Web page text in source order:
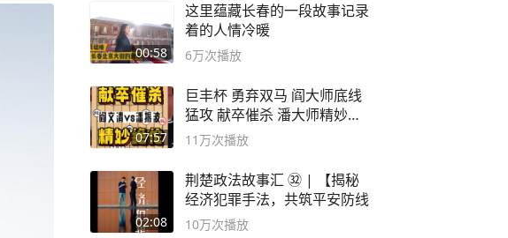
00:58
这里蕴藏长春的一段故事记录
着的人情冷暖
6万次播放
07:57
巨丰杯 勇弃双马 阎大师底线
猛攻 献卒催杀 潘大师精妙入
局
11万次播放
02:08
荆楚政法故事汇 ㉜ | 【揭秘
经济犯罪手法，共筑平安防线
10万次播放